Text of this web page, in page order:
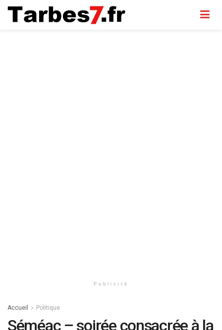
Publicité
Accueil Politique
Séméac – soirée consacrée à la